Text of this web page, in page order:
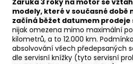
modely, které v současné době
začíná běžet datumem prodeje
nijak omezena mimo maximální
kilometrů, a to 12.000 km.
absolvování všech předepsaných
dle servisní knížky (tyto servisní